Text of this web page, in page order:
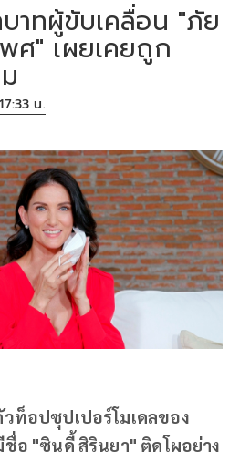
าทผู้ขับเคลื่อน "ภัย
ศ" เผยเคยถูก
น.
วท็อปซุปเปอร์โมเดลของ
ชื่อ "ซินดี้ สิรินยา" ติดโผอย่าง